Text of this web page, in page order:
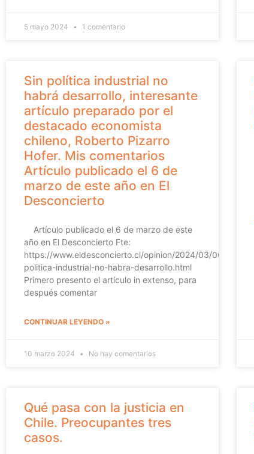
5 mayo 2024 1 comentario
Sin política industrial no
habrá desarrollo, interesante
artículo preparado por el
destacado economista
chileno, Roberto Pizarro
Hofer. Mis comentarios
Artículo publicado el 6 de
marzo de este año en El
Desconcierto
Artículo publicado el 6 de marzo de este
año en El Desconcierto Fte:
https://www.eldesconcierto.cl/opinion/2024/03/06/sin-
politica-industrial-no-habra-desarrollo.html
Primero presento el artículo in extenso, para
después comentar
CONTINUAR LEYENDO »
10 marzo 2024 No hay comentarios
Qué pasa con la justicia en
Chile. Preocupantes tres
casos.